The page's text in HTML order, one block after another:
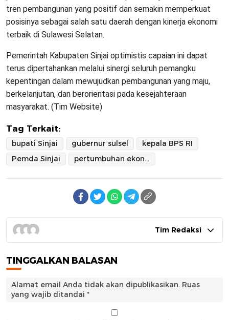
tren pembangunan yang positif dan semakin memperkuat
posisinya sebagai salah satu daerah dengan kinerja ekonomi
terbaik di Sulawesi Selatan.
Pemerintah Kabupaten Sinjai optimistis capaian ini dapat
terus dipertahankan melalui sinergi seluruh pemangku
kepentingan dalam mewujudkan pembangunan yang maju,
berkelanjutan, dan berorientasi pada kesejahteraan
masyarakat. (Tim Website)
Tag Terkait:
bupati Sinjai gubernur sulsel
kepala BPS RI
Pemda Sinjai
pertumbuhan ekonomi
Tim Redaksi
TINGGALKAN BALASAN
Alamat email Anda tidak akan dipublikasikan. Ruas
yang wajib ditandai *